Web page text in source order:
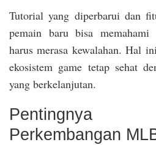
Tutorial yang diperbarui dan
pemain baru bisa memahami
harus merasa kewalahan. Hal
ekosistem game tetap sehat
yang berkelanjutan.
Pentingnya
Perkembangan